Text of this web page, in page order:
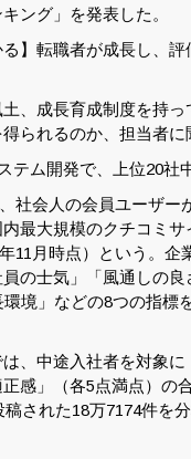
ング」を発表した。
る】転職者が成長し、
、成長育成制度を持っ
られるのか、担当者に
テム開発で、上位20社
社会人の会員ユーザー
最大規模のクチコミサ
11月時点）という。企
の士気」「風通しの
境」などの8つの指標
、中途入社者を対象に
正感」（各5点満点）の
稿された18万7174件を